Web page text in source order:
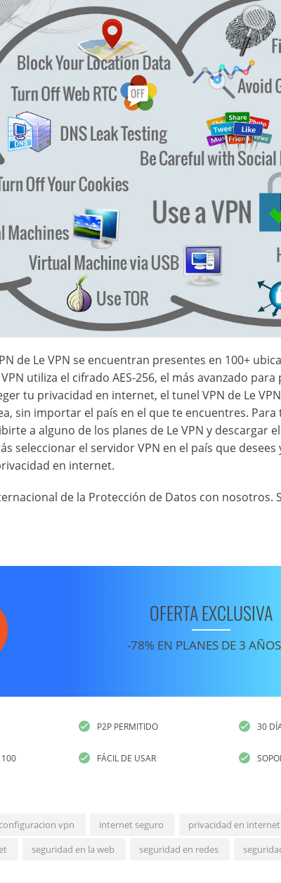
de Le VPN se encuentran presentes en 100+
utiliza el cifrado AES-256, el más avanzado
tu privacidad en internet, el tunel VPN de Le
sin importar el país en el que te encuentres.
a alguno de los planes de Le VPN y descargar
seleccionar el servidor VPN en el país que
en internet.
de la Protección de Datos con
OFERTA EXCLUSIVA
-78% EN PLANES DE 3 AÑOS
100
P2P PERMITIDO
FÁCIL DE USAR
30
vpn internet seguro privacidad en internet
seguridad en la web seguridad en redes